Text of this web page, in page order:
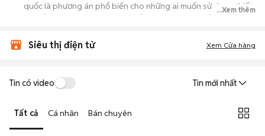
quốc là phương án phổ biến cho những ai muốn sử dụng thiết
bị chất lượng nhưng không muốn chi trả mức giá đắt đỏ của
Đa dạng người bán: Bạn có thể tìm Xiaomi Mi A1 giá 15 - 20
trực tiếp cầm nắm, thử nghiệm các tính năng của máy để đảm
bảo máy hoạt động ổn định.
...Xem thêm
Siêu thị điện tử Xem Cửa hàng
Tin có video Tin mới nhất
Tất cả Cá nhân Bán chuyên